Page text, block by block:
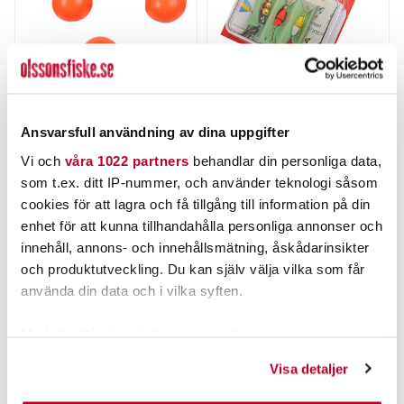
Ansvarsfull användning av dina uppgifter
Vi och våra 1022 partners behandlar din personliga data,
som t.ex. ditt IP-nummer, och använder teknologi såsom
cookies för att lagra och få tillgång till information på din
enhet för att kunna tillhandahålla personliga annonser och
innehåll, annons- och innehållsmätning, åskådarinsikter
och produktutveckling. Du kan själv välja vilka som får
använda din data och i vilka syften.
Visa detaljer
Nuvarande pris:
39,00 krTidigare pris:
99,00 kr
39,00 kr
99,00 kr
FINNS I LAGER.
pack Regnbåge & Abborre
Pris:149,00 kr
149,00 kr
FLER ÄN 6 ST KVAR
LÄGG I VARUKORGEN